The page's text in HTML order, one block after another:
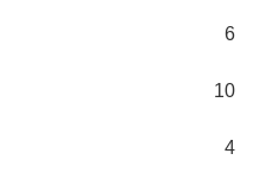
6
10
4